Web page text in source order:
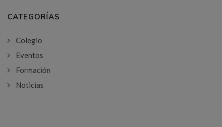
CATEGORÍAS
Colegio
Eventos
Formación
Noticias